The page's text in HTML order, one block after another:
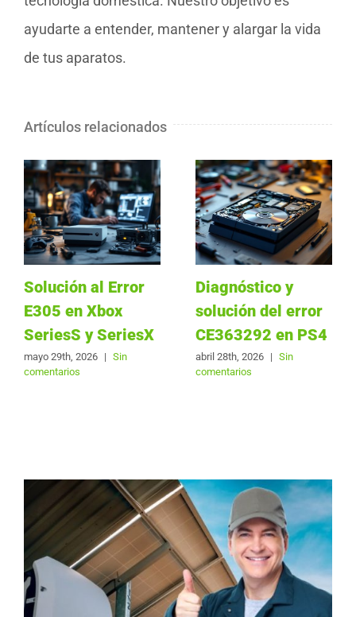
ayudarte a entender, mantener y alargar la vida
de tus aparatos.
Artículos relacionados
Solución al Error
E305 en Xbox
SeriesS y SeriesX
mayo 29th, 2026 | Sin
comentarios
Diagnóstico y
solución del error
CE363292 en PS4
abril 28th, 2026 | Sin
comentarios